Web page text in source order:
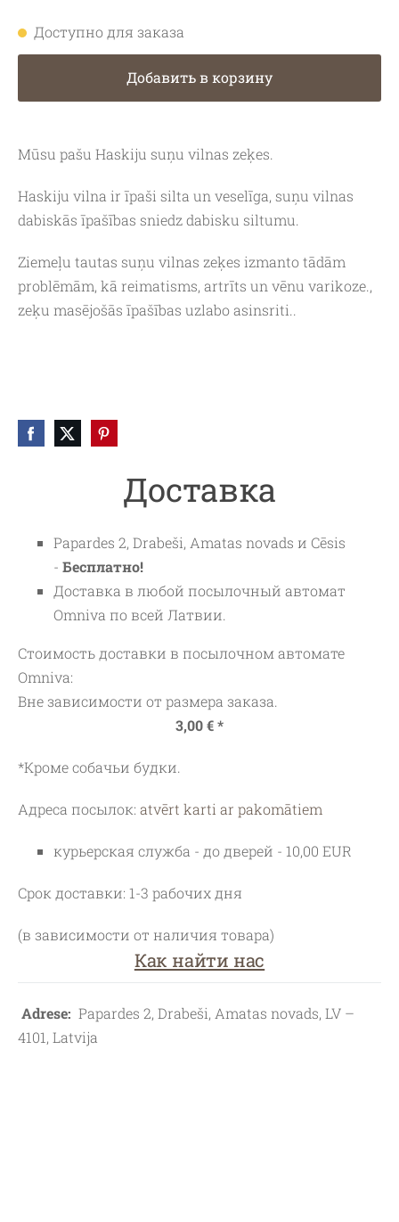
Доставка
Papardes 2, Drabeši, Amatas novads и Cēsis
- Бесплатно!
Доставка в любой посылочный автомат
Omniva по всей Латвии.
Стоимость доставки в посылочном автомате
Omniva:
Вне зависимости от размера заказа.
3,00 € *
*Кроме собачьи будки.
Адреса посылок: atvērt karti ar pakomātiem
курьерская служба - до дверей - 10,00 EUR
Срок доставки: 1-3 рабочих дня
(в зависимости от наличия товара)
Как найти нас
Adrese: Papardes 2, Drabeši, Amatas novads, LV –
4101, Latvija
Доступно для заказа
Добавить в корзину
Mūsu pašu Haskiju suņu vilnas zeķes.
Haskiju vilna ir īpaši silta un veselīga, suņu vilnas
dabiskās īpašības sniedz dabisku siltumu.
Ziemeļu tautas suņu vilnas zeķes izmantotādām
problēmām, kā reimatisms, artrīts un vēnu varikoze.,
zeķu masējošās īpašības uzlabo asinsriti..